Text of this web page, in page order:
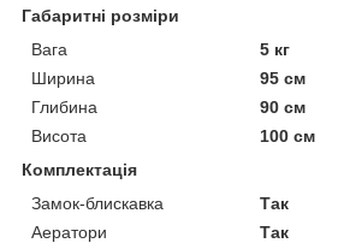
Габаритні розміри
Вага
5 кг
Ширина
95 см
Глибина
90 см
Висота
100 см
Комплектація
Замок-блискавка
Так
Аератори
Так